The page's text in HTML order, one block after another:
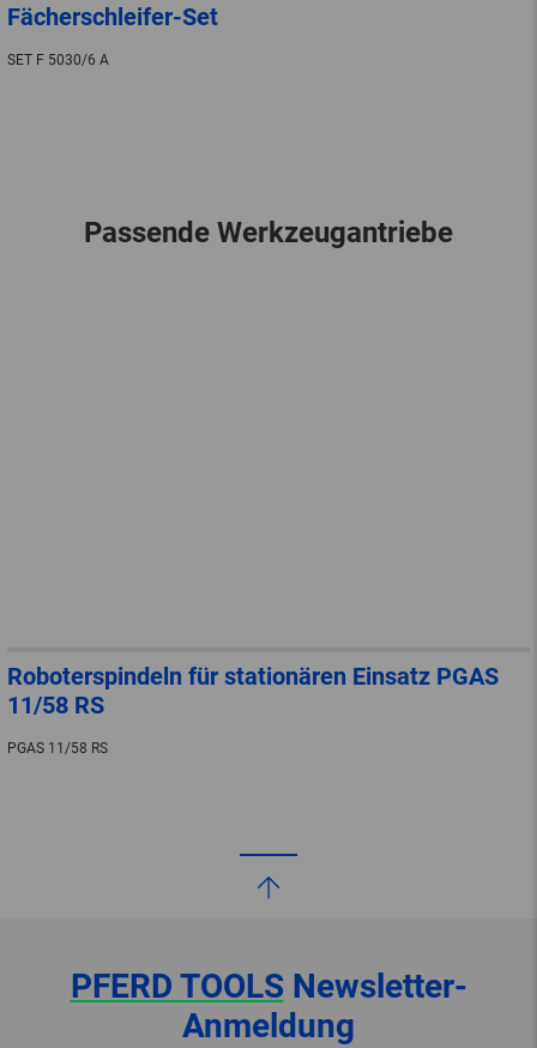
Fächerschleifer-Set
SET F 5030/6 A
Passende Werkzeugantriebe
Roboterspindeln für stationären Einsatz PGAS
11/58 RS
PGAS 11/58 RS
PFERD TOOLSNewsletter-
Anmeldung